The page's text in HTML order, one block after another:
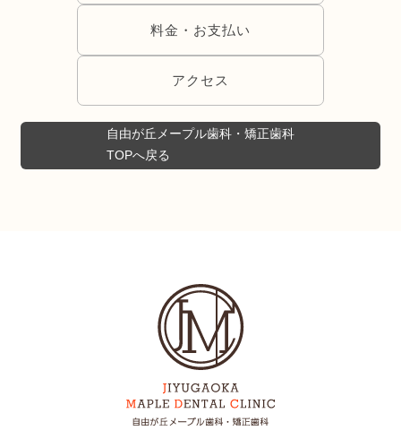
料金・お支払い
アクセス
自由が丘メープル歯科・矯正歯科
TOPへ戻る